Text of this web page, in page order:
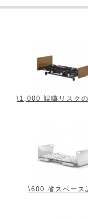
\1,000 誤嚥リスク
\600 省スペース